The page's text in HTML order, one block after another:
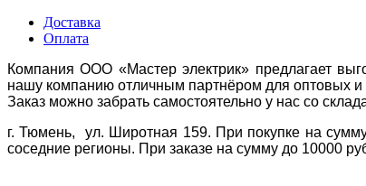
Доставка
Оплата
Компания ООО «Мастер электрик» предлагает
нашу компанию отличным партнёром для оптовых и
Заказ можно забрать самостоятельно у нас со
г. Тюмень, ул. Широтная 159. При покупке на
соседние регионы. При заказе на сумму до 10000